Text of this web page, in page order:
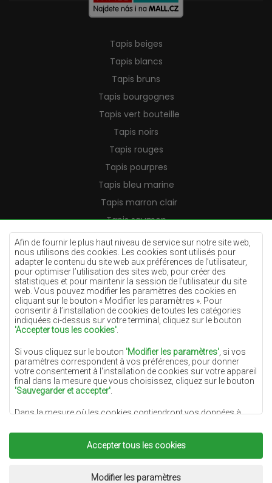
Afin de fournir le plus haut niveau de service sur notre site web,
nous utilisons des cookies. Les cookies sont utilisés pour
adapter le contenu du site web aux préférences de l’utilisateur,
pour optimiser l’utilisation des sites web, pour créer des
statistiques et pour maintenir la session de l’utilisateur du site
web. Vous pouvez modifier les paramètres des cookies en
cliquant sur le bouton « Modifier les paramètres ». Pour
consentir à l’installation de cookies de toutes les catégories
indiquées ci-dessus sur votre terminal, cliquez sur le bouton
'Accepter tous les cookies'
Si vous cliquez sur le bouton 'Modifier les paramètres' , si vos
paramètres correspondent à vos préférences, pour donner
votre consentement à l'installation de cookies sur votre appareil
final dans la mesure que vous choisissez, cliquez sur le bouton
'Sauvegarder et accepter'
Dans la mesure où les cookies contiendront vos données à
du responsable du traitement des données (DYWANYCHEMEX)
ou de tiers sous la forme de la fourniture de services de haute
qualité sur notre site Web et des activités de marketing du
responsable du traitement des données et de ses Partenaires de
Accepter tous les cookies
Modifier les paramètres
Tapis beiges
Tapis blancs
Tapis bruns
Tapis bourgognes
Tapis vert bouteille
Tapis noirs
Tapis rouges
Tapis pourpres
Tapis bleu marine
Tapis marron clair
Tapis saumon
Tapis crème
Tapis lilas
Tapis jaunes
Tapis menthe
Tapis bleus
Tapis oranges
Tapis gris
Tapis terre cuite
Tapis dorés
Réalisation:www.dimax.pl